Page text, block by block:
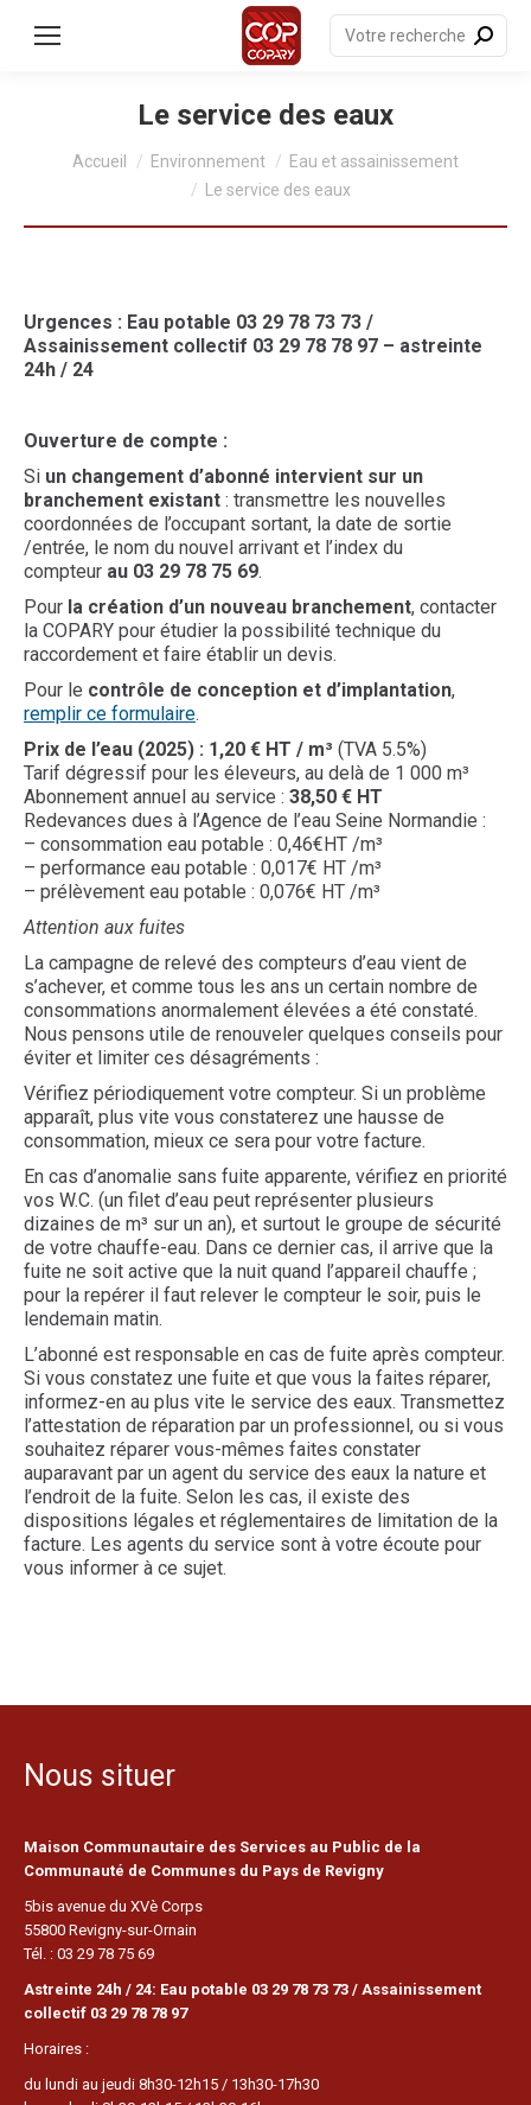
principal
Recherche
:
Le service des eaux
Accueil Environnement
Eau et assainissement
Le service des eaux
Urgences : Eau potable 03 29 78 73 73 /
Assainissement collectif 03 29 78 78 97 – astreinte
24h / 24
Ouverture de compte :
Si un changement d’abonné intervient sur un
branchement existant : transmettre les nouvelles
coordonnées de l’occupant sortant, la date de sortie
/entrée, le nom du nouvel arrivant et l’index du
compteur au 03 29 78 75 69.
Pour la création d’un nouveau branchement, contacter
la COPARY pour étudier la possibilité technique du
raccordement et faire établir un devis.
Pour le contrôle de conception et d’implantation,
remplir ce formulaire.
Prix de l’eau (2025) : 1,20 € HT / m³ (TVA 5.5%)
Tarif dégressif pour les éleveurs, au delà de 1 000 m³
Abonnement annuel au service : 38,50 € HT
Redevances dues à l’Agence de l’eau Seine Normandie :
– consommation eau potable : 0,46€HT /m³
– performance eau potable : 0,017€ HT /m³
– prélèvement eau potable : 0,076€ HT /m³
Attention aux fuites
La campagne de relevé des compteurs d’eau vient de
s’achever, et comme tous les ans un certain nombre de
consommations anormalement élevées a été constaté.
Nous pensons utile de renouveler quelques conseils pour
éviter et limiter ces désagréments :
Vérifiez périodiquement votre compteur. Si un problème
apparaît, plus vite vous constaterez une hausse de
consommation, mieux ce sera pour votre facture.
En cas d’anomalie sans fuite apparente, vérifiez en priorité
vos W.C. (un filet d’eau peut représenter plusieurs
dizaines de m³ sur un an), et surtout le groupe de sécurité
de votre chauffe-eau. Dans ce dernier cas, il arrive que la
fuite ne soit active que la nuit quand l’appareil chauffe ;
pour la repérer il faut relever le compteur le soir, puis le
lendemain matin.
L’abonné est responsable en cas de fuite après compteur.
Si vous constatez une fuite et que vous la faites réparer,
informez-en au plus vite le service des eaux. Transmettez
l’attestation de réparation par un professionnel, ou si vous
souhaitez réparer vous-mêmes faites constater
auparavant par un agent du service des eaux la nature et
l’endroit de la fuite. Selon les cas, il existe des
dispositions légales et réglementaires de limitation de la
facture. Les agents du service sont à votre écoute pour
vous informer à ce sujet.
Nous situer
Maison Communautaire des Services au Public de la
Communauté de Communes du Pays de Revigny
5bis avenue du XVè Corps
55800 Revigny-sur-Ornain
Tél. : 03 29 78 75 69
Astreinte 24h / 24: Eau potable 03 29 78 73 73 / Assainissement
collectif 03 29 78 78 97
Horaires :
du lundi au jeudi 8h30-12h15 / 13h30-17h30